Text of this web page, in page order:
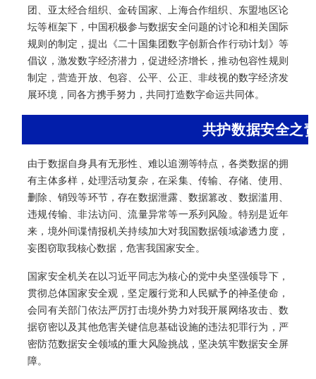
团、亚太经合组织、金砖国家、上海合作组织、东盟地区论
坛等框架下，中国积极参与数据安全问题的讨论和相关国际
规则的制定，提出《二十国集团数字创新合作行动计划》等
倡议，激发数字经济潜力，促进经济增长，推动包容性规则
制定，营造开放、包容、公平、公正、非歧视的数字经济发
展环境，同各方携手努力，共同打造数字命运共同体。
共护数据安全之
由于数据自身具有无形性、难以追溯等特点，各类数据的拥
有主体多样，处理活动复杂，在采集、传输、存储、使用、
删除、销毁等环节，存在数据泄露、数据篡改、数据滥用、
违规传输、非法访问、流量异常等一系列风险。特别是近年
来，境外间谍情报机关持续加大对我国数据领域渗透力度，
妄图窃取我核心数据，危害我国家安全。
国家安全机关在以习近平同志为核心的党中央坚强领导下，
贯彻总体国家安全观，坚定履行党和人民赋予的神圣使命，
会同有关部门依法严厉打击境外势力对我开展网络攻击、数
据窃密以及其他危害关键信息基础设施的违法犯罪行为，严
密防范数据安全领域的重大风险挑战，坚决筑牢数据安全屏
障。